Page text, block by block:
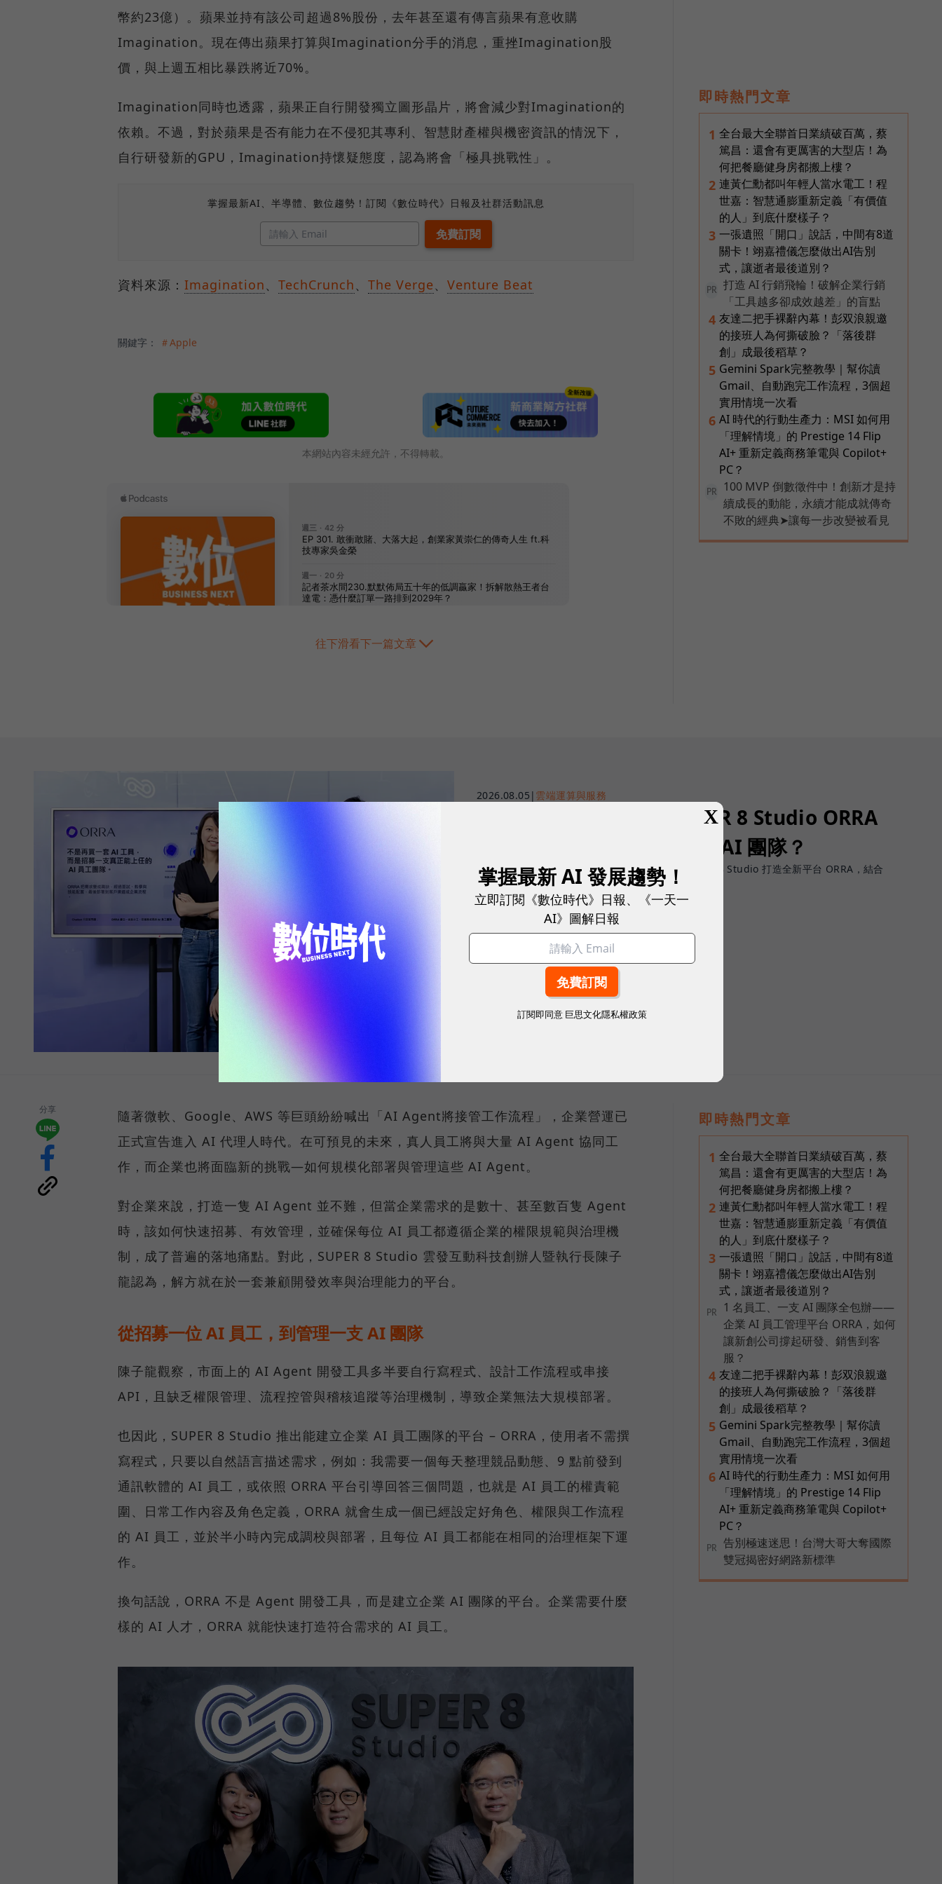
幣約23億）。蘋果並持有該公司超過8%股份，去年甚至還有傳言蘋果有意收購
Imagination。現在傳出蘋果打算與Imagination分手的消息，重挫Imagination股
價，與上週五相比暴跌將近70%。
Imagination同時也透露，蘋果正自行開發獨立圖形晶片，將會減少對Imagination的
依賴。不過，對於蘋果是否有能力在不侵犯其專利、智慧財產權與機密資訊的情況下，
自行研發新的GPU，Imagination持懷疑態度，認為將會「極具挑戰性」。
掌握最新AI、半導體、數位趨勢！訂閱《數位時代》日報及社群活動訊息
資料來源： Imagination、 TechCrunch、 The Verge、 Venture Beat
關鍵字： ＃Apple
本網站內容未經允許，不得轉載。
往下滑看下一篇文章
即時熱門文章
1 全台最大全聯首日業績破百萬，蔡
篤昌：還會有更厲害的大型店！為
何把餐廳健身房都搬上樓？
2 連黃仁勳都叫年輕人當水電工！程
世嘉：智慧通膨重新定義「有價值
的人」到底什麼樣子？
3 一張遺照「開口」說話，中間有8道
關卡！翊嘉禮儀怎麼做出AI告別
式，讓逝者最後道別？
PR
打造 AI 行銷飛輪！破解企業行銷
「工具越多卻成效越差」的盲點
4 友達二把手裸辭內幕！彭双浪親邀
的接班人為何撕破臉？「落後群
創」成最後稻草？
5 Gemini Spark完整教學｜幫你讀
Gmail、自動跑完工作流程，3個超
實用情境一次看
6 AI 時代的行動生產力：MSI 如何用
「理解情境」的 Prestige 14 Flip
AI+ 重新定義商務筆電與 Copilot+
PC？
PR
100 MVP 倒數徵件中！創新才是持
續成長的動能，永續才能成就傳奇
不敗的經典➤讓每一步改變被看見
2026.08.05 | 雲端運算與服務
AI Agent 時代來了！SUPER 8 Studio ORRA
如何讓企業快速招募、治理 AI 團隊？
打造 AI Agent 不難，管理 AI 團隊才是挑戰，SUPER 8 Studio 打造全新平台 ORRA，結合
招募與治理的設計滿足企業需求。
sponsored by
SUPER 8 Studio
分享
隨著微軟、Google、AWS 等巨頭紛紛喊出「AI Agent將接管工作流程」，企業營運已
正式宣告進入 AI 代理人時代。在可預見的未來，真人員工將與大量 AI Agent 協同工
作，而企業也將面臨新的挑戰—如何規模化部署與管理這些 AI Agent。
對企業來說，打造一隻 AI Agent 並不難，但當企業需求的是數十、甚至數百隻 Agent
時，該如何快速招募、有效管理，並確保每位 AI 員工都遵循企業的權限規範與治理機
制，成了普遍的落地痛點。對此，SUPER 8 Studio 雲發互動科技創辦人暨執行長陳子
龍認為，解方就在於一套兼顧開發效率與治理能力的平台。
從招募一位 AI 員工，到管理一支 AI 團隊
陳子龍觀察，市面上的 AI Agent 開發工具多半要自行寫程式、設計工作流程或串接
API，且缺乏權限管理、流程控管與稽核追蹤等治理機制，導致企業無法大規模部署。
也因此，SUPER 8 Studio 推出能建立企業 AI 員工團隊的平台 – ORRA，使用者不需撰
寫程式，只要以自然語言描述需求，例如：我需要一個每天整理競品動態、9 點前發到
通訊軟體的 AI 員工，或依照 ORRA 平台引導回答三個問題，也就是 AI 員工的權責範
圍、日常工作內容及角色定義，ORRA 就會生成一個已經設定好角色、權限與工作流程
的 AI 員工，並於半小時內完成調校與部署，且每位 AI 員工都能在相同的治理框架下運
作。
換句話說，ORRA 不是 Agent 開發工具，而是建立企業 AI 團隊的平台。企業需要什麼
樣的 AI 人才，ORRA 就能快速打造符合需求的 AI 員工。
即時熱門文章
1 全台最大全聯首日業績破百萬，蔡
篤昌：還會有更厲害的大型店！為
何把餐廳健身房都搬上樓？
2 連黃仁勳都叫年輕人當水電工！程
世嘉：智慧通膨重新定義「有價值
的人」到底什麼樣子？
3 一張遺照「開口」說話，中間有8道
關卡！翊嘉禮儀怎麼做出AI告別
式，讓逝者最後道別？
PR
1 名員工、一支 AI 團隊全包辦——
企業 AI 員工管理平台 ORRA，如何
讓新創公司撐起研發、銷售到客
服？
4 友達二把手裸辭內幕！彭双浪親邀
的接班人為何撕破臉？「落後群
創」成最後稻草？
5 Gemini Spark完整教學｜幫你讀
Gmail、自動跑完工作流程，3個超
實用情境一次看
6 AI 時代的行動生產力：MSI 如何用
「理解情境」的 Prestige 14 Flip
AI+ 重新定義商務筆電與 Copilot+
PC？
PR
告別極速迷思！台灣大哥大奪國際
雙冠揭密好網路新標準
X
掌握最新 AI 發展趨勢！
立即訂閱《數位時代》日報、《一天一
AI》圖解日報
訂閱即同意 巨思文化隱私權政策